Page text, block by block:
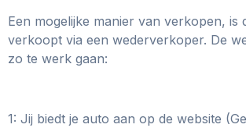
Een mogelijke manier van verkopen, is
verkoopt via een wederverkoper. De
zo te werk gaan:
1: Jij biedt je auto aan op de website